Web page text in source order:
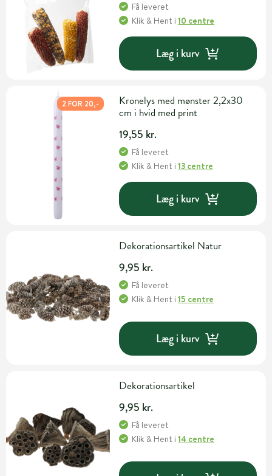
Få leveret
Klik & Hent i10 centre
Læg i kurv
2 FOR 20,-
Kronelys med mønster 2,2x30
cm i hvid med print
19,55 kr.
Få leveret
Klik & Hent i13 centre
Læg i kurv
Dekorationsartikel Natur
9,95 kr.
Få leveret
Klik & Hent i15 centre
Læg i kurv
Dekorationsartikel
9,95 kr.
Få leveret
Klik & Hent i14 centre